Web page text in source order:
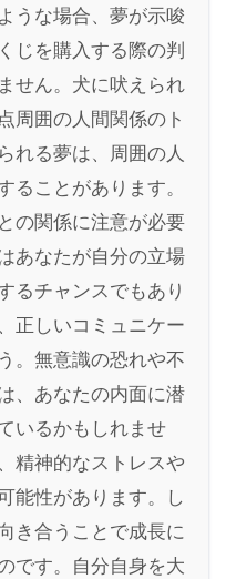
うな場合、夢が示唆
じを購入する際の判
せん。犬に吠えられ
周囲の人間関係のト
れる夢は、周囲の人
ることがあります。
の関係に注意が必要
あなたが自分の立場
るチャンスでもあり
正しいコミュニケー
。無意識の恐れや不
、あなたの内面に潜
いるかもしれませ
精神的なストレスや
能性があります。し
き合うことで成長に
です。自分自身を大